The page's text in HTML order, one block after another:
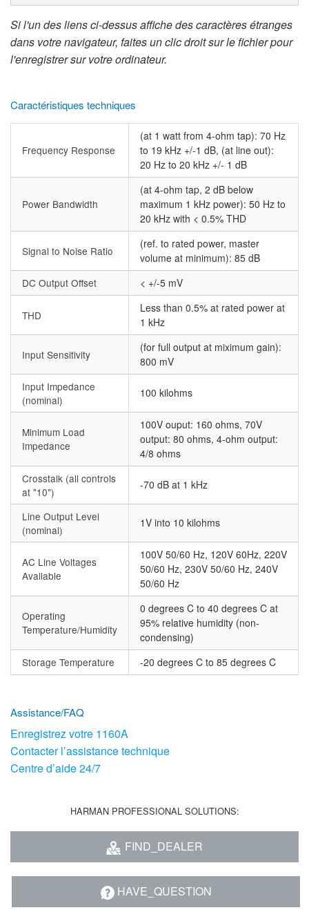
Si l'un des liens ci-dessus affiche des caractères étranges
dans votre navigateur, faites un clic droit sur le fichier pour
l'enregistrer sur votre ordinateur.
Caractéristiques techniques
Frequency Response
(at 1 watt from 4-ohm tap): 70 Hz
to 19 kHz +/-1 dB, (at line out):
20 Hz to 20 kHz +/- 1 dB
Power Bandwidth
(at 4-ohm tap, 2 dB below
maximum 1 kHz power): 50 Hz to
20 kHz with < 0.5% THD
Signal to Noise Ratio
(ref. to rated power, master
volume at minimum): 85 dB
DC Output Offset
< +/-5 mV
THD
Less than 0.5% at rated power at
1 kHz
Input Sensitivity
(for full output at miximum gain):
800 mV
Input Impedance
(nominal)
100 kilohms
Minimum Load
Impedance
100V ouput: 160 ohms, 70V
output: 80 ohms, 4-ohm output:
4/8 ohms
Crosstalk (all controls
at "10")
-70 dB at 1 kHz
Line Output Level
(nominal)
1V into 10 kilohms
AC Line Voltages
Available
100V 50/60 Hz, 120V 60Hz, 220V
50/60 Hz, 230V 50/60 Hz, 240V
50/60 Hz
Operating
Temperature/Humidity
0 degrees C to 40 degrees C at
95% relative humidity (non-
condensing)
Storage Temperature
-20 degrees C to 85 degrees C
Assistance/FAQ
Enregistrez votre 1160A
Contacter l’assistance technique
Centre d’aide 24/7
HARMAN PROFESSIONAL SOLUTIONS:
FIND_DEALER
HAVE_QUESTION